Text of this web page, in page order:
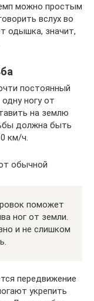
можно простым
вслух во
одышка, значит,
постоянный
ногу от
на землю
должна быть
км/ч.
обычной
поможет
ног от земли.
и не слишком
передвижение
укрепить